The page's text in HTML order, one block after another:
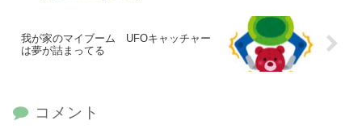
我が家のマイブーム UFOキャッチャー
は夢が詰まってる
コメント